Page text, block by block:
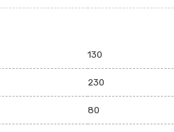
130
230
80